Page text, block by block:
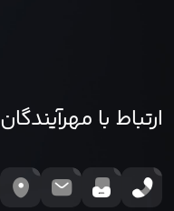
ارتباط با مهرآیندگان
021-
021-
info@mehanfdg.ir